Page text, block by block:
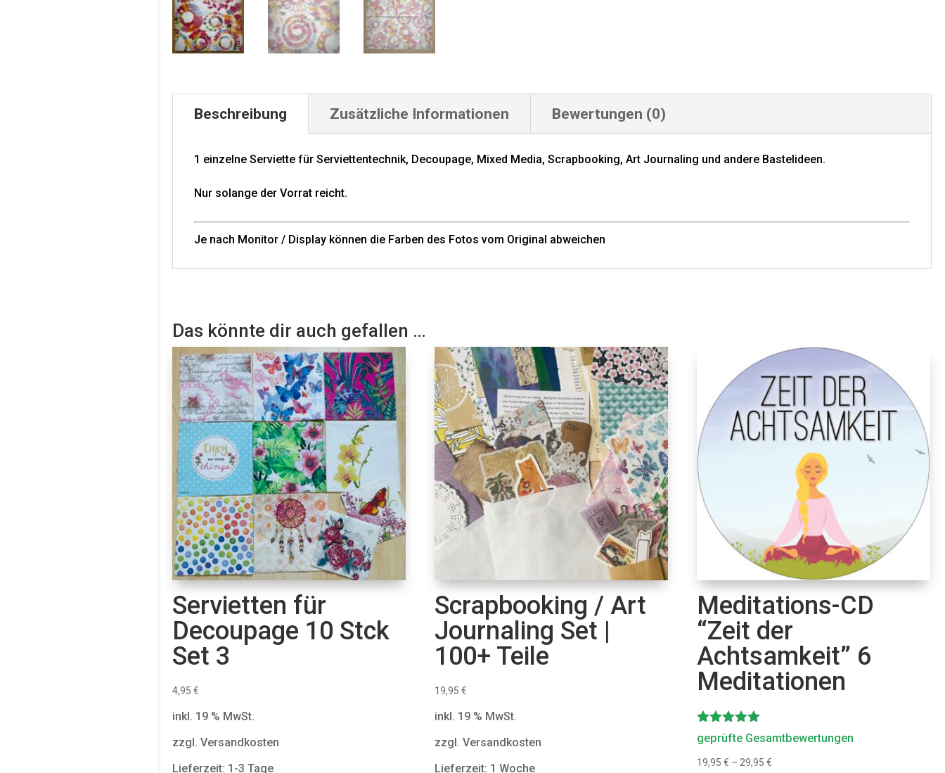
Beschreibung Zusätzliche Informationen Bewertungen (0)
1 einzelne Serviette für Serviettentechnik, Decoupage, Mixed Media, Scrapbooking, Art Journaling und andere Bastelideen.
Nur solange der Vorrat reicht.
Je nach Monitor / Display können die Farben des Fotos vom Original abweichen
Das könnte dir auch gefallen …
Servietten für
Decoupage 10 Stck
Set 3
4,95 €
inkl. 19 % MwSt.
zzgl. Versandkosten
Lieferzeit: 1-3 Tage
Scrapbooking / Art
Journaling Set |
100+ Teile
19,95 €
inkl. 19 % MwSt.
zzgl. Versandkosten
Lieferzeit: 1 Woche
Meditations-CD
“Zeit der
Achtsamkeit” 6
Meditationen
Bewertet
mit
5.00
von 5
geprüfte Gesamtbewertungen
19,95 € – 29,95 €